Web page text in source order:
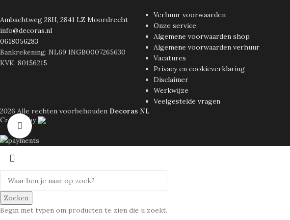
Klik om te vergroten
Ambachtweg 28H, 2841 LZ Moordrecht
info@decoras.nl
0618056283
Bankrekening: NL69 INGB0007265630
KVK: 80156215
Verhuur voorwaarden
Onze service
Algemene voorwaarden shop
Algemene voorwaarden verhuur
Vacatures
Privacy en cookieverklaring
Disclaimer
Werkwijze
Veelgestelde vragen
2026 Alle rechten voorbehouden Decoras NL
Created by
Zoeken
Begin met typen om producten te zien die u zoekt.